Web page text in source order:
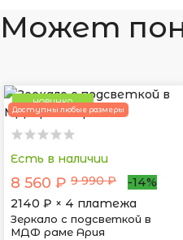
Может
НОВИНКА
Доступны любые размеры
Есть в наличии
8 560 ₽ 9 990 ₽
-14%
2140 ₽ × 4 платежа
Зеркало с подсветкой в
МДФ раме Ария